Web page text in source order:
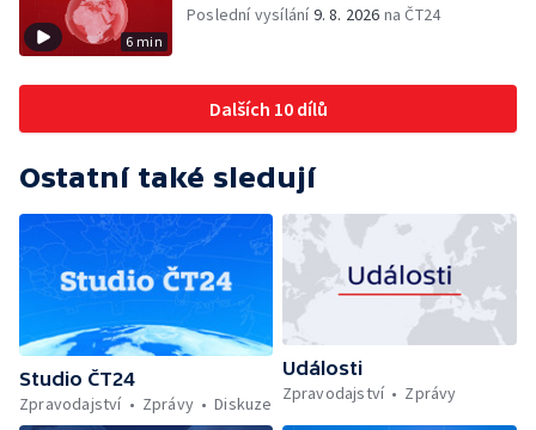
6 min
Poslední vysílání9. 8. 2026 na ČT24
Dalších 10 dílů
Ostatní také sledují
Studio ČT24
Zpravodajství
Zprávy Diskuze
Události
Zpravodajství
Zprávy